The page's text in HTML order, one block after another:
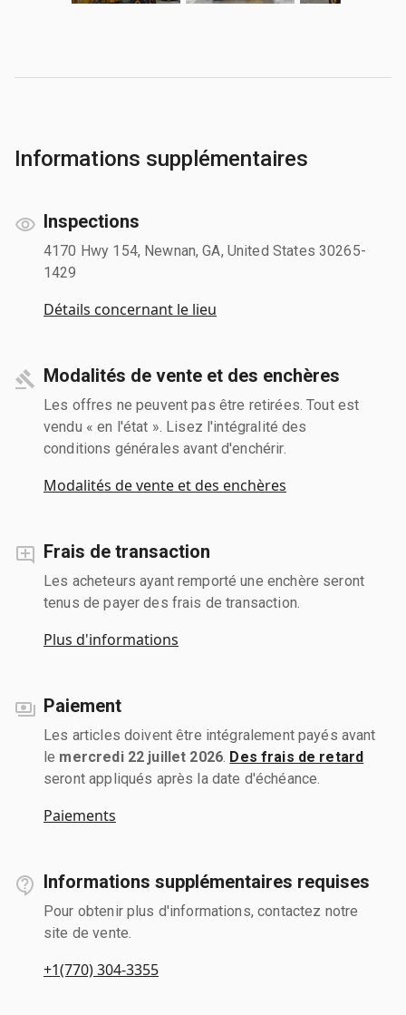
Informations supplémentaires
Inspections
4170 Hwy 154, Newnan, GA, United States 30265-
1429
Détails concernant le lieu
Modalités de vente et des enchères
Les offres ne peuvent pas être retirées. Tout est
vendu « en l'état ». Lisez l'intégralité des
conditions générales avant d'enchérir.
Modalités de vente et des enchères
Frais de transaction
Les acheteurs ayant remporté une enchère seront
tenus de payer des frais de transaction.
Plus d'informations
Paiement
Les articles doivent être intégralement payés avant
le mercredi 22 juillet 2026 Des frais de retard
seront appliqués après la date d'échéance.
Paiements
Informations supplémentaires requises
Pour obtenir plus d'informations, contactez notre
site de vente.
+1(770) 304-3355